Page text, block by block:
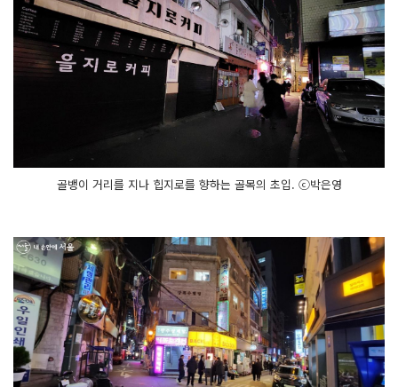
골뱅이 거리를 지나 힙지로를 향하는 골목의 초입. ⓒ박은영